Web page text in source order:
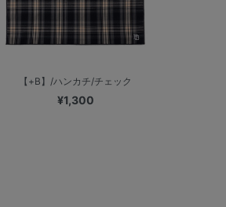
【+B】/ハンカチ/チェック
¥1,300